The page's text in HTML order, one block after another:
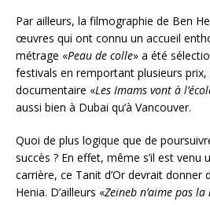
Par ailleurs, la filmographie de Ben
œuvres qui ont connu un accueil
métrage «Peau de colle» a été
festivals en remportant plusieurs prix,
documentaire «Les Imams vont à
aussi bien à Dubai qu’à Vancouver.
Quoi de plus logique que de
succès ? En effet, même s’il est venu
carrière, ce Tanit d’Or devrait donner
Henia. D’ailleurs «Zeineb n’aime pas la